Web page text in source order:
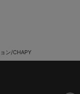
ン/CHAPY